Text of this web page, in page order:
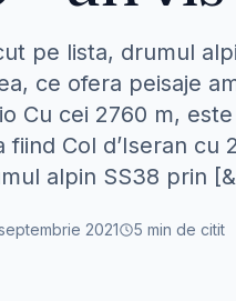
pe lista, drumul
ce ofera peisaje
Cu cei 2760 m,
fiind Col d’Iseran cu
alpin SS38 prin
2021 5 min de citit